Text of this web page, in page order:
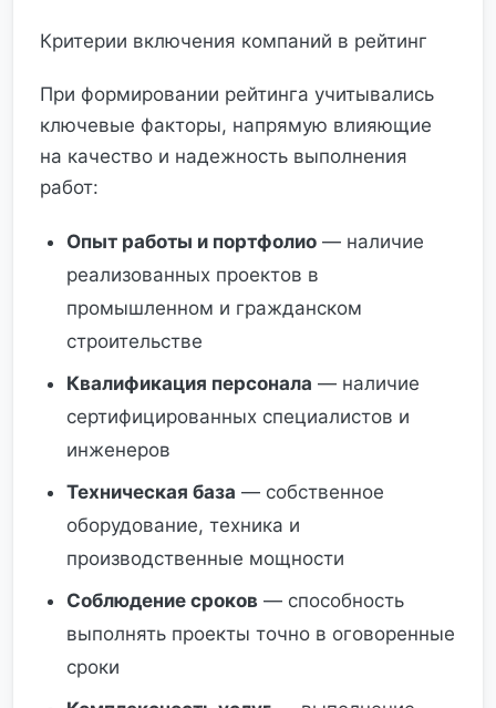
Критерии включения компаний в рейтинг
При формировании рейтинга учитывались
ключевые факторы, напрямую влияющие
на качество и надежность выполнения
работ:
Опыт работы и портфолио — наличие
реализованных проектов в
промышленном и гражданском
строительстве
Квалификация персонала — наличие
сертифицированных специалистов и
инженеров
Техническая база — собственное
оборудование, техника и
производственные мощности
Соблюдение сроков — способность
выполнять проекты точно в оговоренные
сроки